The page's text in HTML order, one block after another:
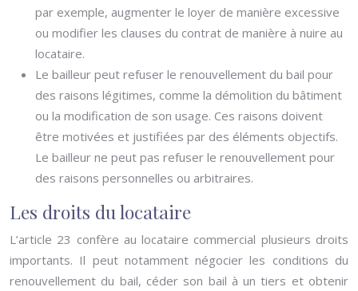
par exemple, augmenter le loyer de manière excessive
ou modifier les clauses du contrat de manière à nuire au
locataire.
Le bailleur peut refuser le renouvellement du bail pour
des raisons légitimes, comme la démolition du bâtiment
ou la modification de son usage. Ces raisons doivent
être motivées et justifiées par des éléments objectifs.
Le bailleur ne peut pas refuser le renouvellement pour
des raisons personnelles ou arbitraires.
Les droits du locataire
L’article 23 confère au locataire commercial plusieurs droits
importants. Il peut notamment négocier les conditions du
renouvellement du bail, céder son bail à un tiers et obtenir